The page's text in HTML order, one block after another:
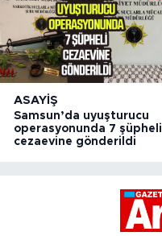
ASAYIŞ
Samsun’da uyuşturucu
operasyonunda 7 şüpheli
cezaevine gönderildi